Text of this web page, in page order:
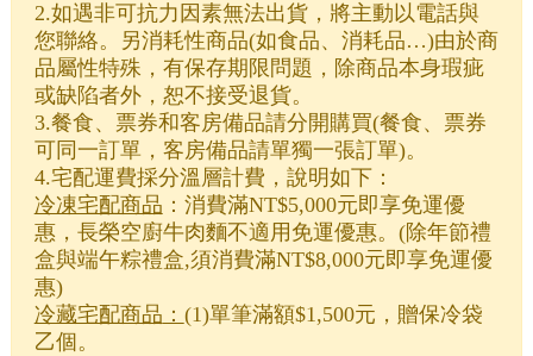
2.如遇非可抗力因素無法出貨，將主動以電話與
您聯絡。另消耗性商品(如食品、消耗品…)由於商
品屬性特殊，有保存期限問題，除商品本身瑕疵
或缺陷者外，恕不接受退貨。
3.餐食、票券和客房備品請分開購買(餐食、票券
可同一訂單，客房備品請單獨一張訂單)。
4.宅配運費採分溫層計費，說明如下：
冷凍宅配商品 ：消費滿NT$5,000元即享免運優
惠，長榮空廚牛肉麵不適用免運優惠。(除年節禮
盒與端午粽禮盒,須消費滿NT$8,000元即享免運優
惠)
冷藏宅配商品 ： (1)單筆滿額$1,500元，贈保冷袋
乙個。